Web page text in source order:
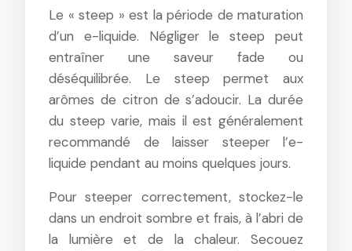
Le « steep » est la période de maturation
d’un e-liquide. Négliger le steep peut
entraîner une saveur fade ou
déséquilibrée. Le steep permet aux
arômes de citron de s’adoucir. La durée
du steep varie, mais il est généralement
recommandé de laisser steeper l’e-
liquide pendant au moins quelques jours.
Pour steeper correctement, stockez-le
dans un endroit sombre et frais, à l’abri de
la lumière et de la chaleur. Secouez